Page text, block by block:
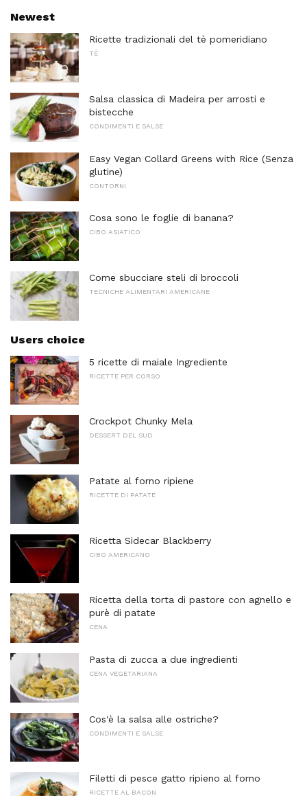
Newest
Ricette tradizionali del tè pomeridiano
TÈ
Salsa classica di Madeira per arrosti e
bistecche
CONDIMENTI E SALSE
Easy Vegan Collard Greens with Rice (Senza
glutine)
CONTORNI
Cosa sono le foglie di banana?
CIBO ASIATICO
Come sbucciare steli di broccoli
TECNICHE ALIMENTARI AMERICANE
Users choice
5 ricette di maiale Ingrediente
RICETTE PER CORSO
Crockpot Chunky Mela
DESSERT DEL SUD
Patate al forno ripiene
RICETTE DI PATATE
Ricetta Sidecar Blackberry
CIBO AMERICANO
Ricetta della torta di pastore con agnello e
purè di patate
CENA
Pasta di zucca a due ingredienti
CENA VEGETARIANA
Cos'è la salsa alle ostriche?
CONDIMENTI E SALSE
Filetti di pesce gatto ripieno al forno
RICETTE AL BACON